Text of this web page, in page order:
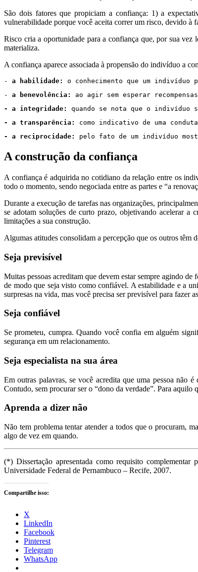
São dois fatores que propiciam a confiança: 1) a
vulnerabilidade porque você aceita correr um risco, devido à
Risco cria a oportunidade para a confiança que, por sua vez
materializa.
A confiança aparece associada à propensão do indivíduo a
- a habilidade:
o conhecimento que um
- a benevolência:
ao agir sem esperar
- a integridade:
quando se nota que o indivíduo
- a transparência:
como indicativo de uma
- a reciprocidade:
pelo fato de um indivíduo
A construção da confiança
A confiança é adquirida no cotidiano da relação entre os
todo o momento, sendo negociada entre as partes e “a
Durante a execução de tarefas nas organizações,
se adotam soluções de curto prazo, objetivando acelerar a
limitações a sua construção.
Algumas atitudes consolidam a percepção que os outros têm
Seja previsível
Muitas pessoas acreditam que devem estar sempre agindo
de modo que seja visto como confiável. A estabilidade e a
surpresas na vida, mas você precisa ser previsível para fazer
Seja confiável
Se prometeu, cumpra. Quando você confia em alguém
segurança em um relacionamento.
Seja especialista na sua área
Em outras palavras, se você acredita que uma pessoa não
Contudo, sem procurar ser o “dono da verdade”. Para
Aprenda a dizer não
Não tem problema tentar atender a todos que o procuram,
algo de vez em quando.
(*) Dissertação apresentada como requisito
Universidade Federal de Pernambuco – Recife, 2007.
Compartilhe isso:
X
LinkedIn
Facebook
Pinterest
Telegram
WhatsApp